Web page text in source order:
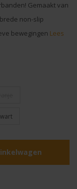
Gemaakt van
non-slip
bewegingen Lees